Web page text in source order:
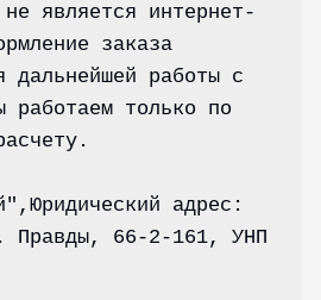
powered by
wordpress cookie
является интернет-
заказа
дальнейшей работы с
работаем только по
адрес:
Правды, 66-2-161, УНП